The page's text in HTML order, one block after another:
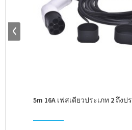
5m 16A เฟสเดียวประเภท 2 ถึงป